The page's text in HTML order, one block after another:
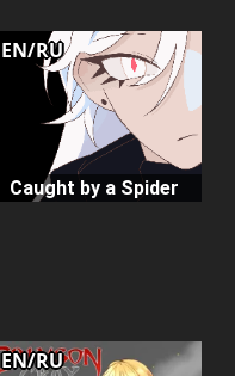
Caught by a Spider
EN/RU
EN/RU